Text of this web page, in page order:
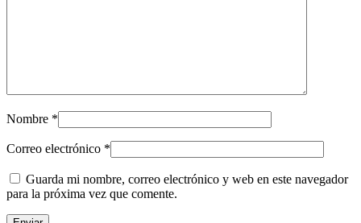
Nombre *
Correo electrónico *
Guarda mi nombre, correo electrónico y web en este navegador
para la próxima vez que comente.